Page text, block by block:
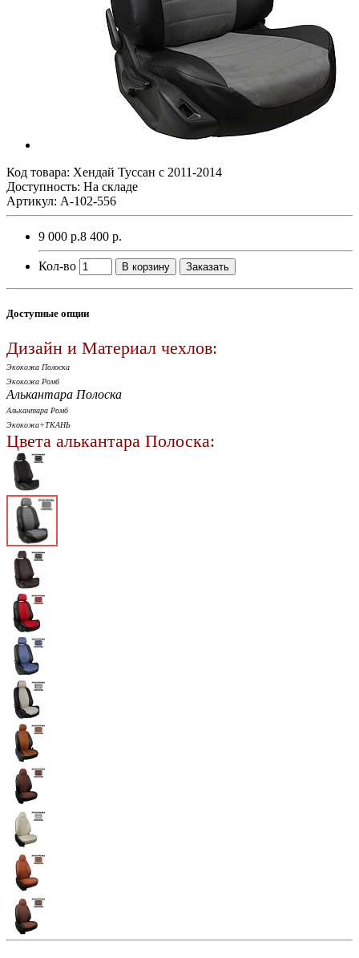
Код товара: Хендай Туссан с 2011-2014
Доступность: На складе
Артикул: A-102-556
9 000 р.8 400 р.
Кол-во В корзину Заказать
Доступные опции
Дизайн и Материал чехлов:
Экокожа Полоска
Экокожа Ромб
Алькантара Полоска
Алькантара Ромб
Экокожа+ТКАНЬ
Цвета алькантара Полоска: